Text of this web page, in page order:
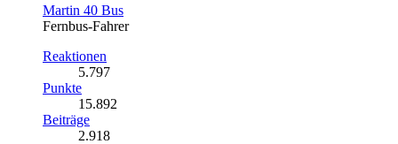
Martin 40 Bus
Fernbus-Fahrer
Reaktionen
5.797
Punkte
15.892
Beiträge
2.918